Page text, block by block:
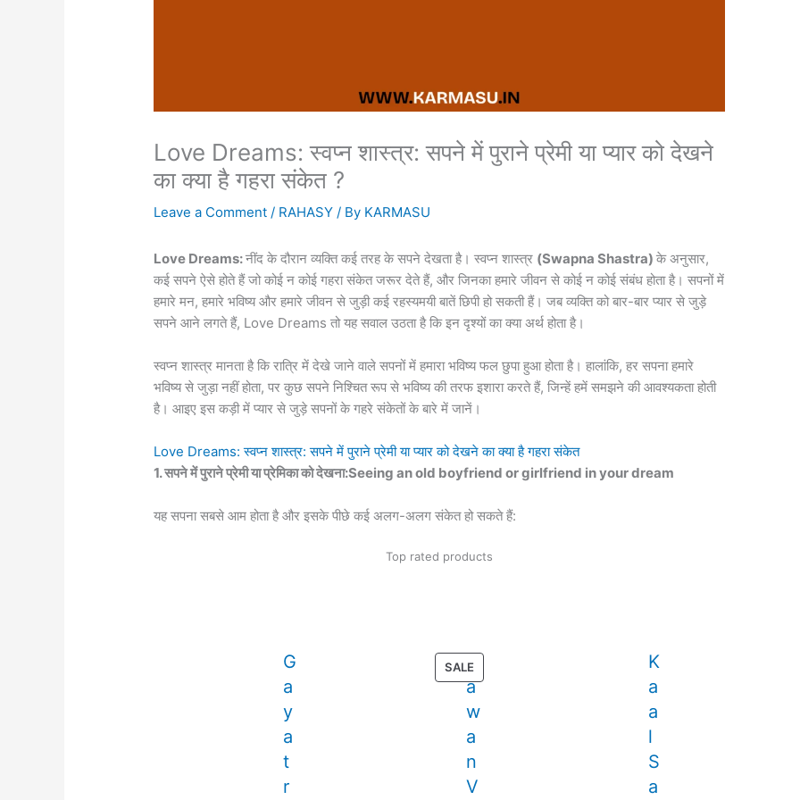
Love Dreams: स्वप्न शास्त्र: सपने में पुराने प्रेमी या प्यार को देखने
का क्या है गहरा संकेत ?
Leave a Comment / RAHASY / By KARMASU
Love Dreams:नींद के दौरान व्यक्ति कई तरह के सपने देखता है। स्वप्न शास्त्र (Swapna Shastra)के अनुसार,
कई सपने ऐसे होते हैं जो कोई न कोई गहरा संकेत जरूर देते हैं, और जिनका हमारे जीवन से कोई न कोई संबंध होता है। सपनों में
हमारे मन, हमारे भविष्य और हमारे जीवन से जुड़ी कई रहस्यमयी बातें छिपी हो सकती हैं। जब व्यक्ति को बार-बार प्यार से जुड़े
सपने आने लगते हैं, Love Dreams तो यह सवाल उठता है कि इन दृश्यों का क्या अर्थ होता है।
स्वप्न शास्त्र मानता है कि रात्रि में देखे जाने वाले सपनों में हमारा भविष्य फल छुपा हुआ होता है। हालांकि, हर सपना हमारे
भविष्य से जुड़ा नहीं होता, पर कुछ सपने निश्चित रूप से भविष्य की तरफ इशारा करते हैं, जिन्हें हमें समझने की आवश्यकता होती
है। आइए इस कड़ी में प्यार से जुड़े सपनों के गहरे संकेतों के बारे में जानें।
Love Dreams: स्वप्न शास्त्र: सपने में पुराने प्रेमी या प्यार को देखने का क्या है गहरा संकेत
1. सपने में पुराने प्रेमी या प्रेमिका को देखना:Seeing an old boyfriend or girlfriend in your dream
यह सपना सबसे आम होता है और इसके पीछे कई अलग-अलग संकेत हो सकते हैं:
Top rated products
G
a
y
a
t
r
SALEPRODUCT
ON
SALE
S
a
w
a
n
V
K
a
a
l
S
a